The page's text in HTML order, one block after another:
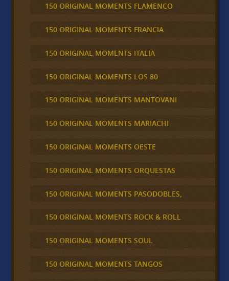
150 ORIGINAL MOMENTS FLAMENCO
150 ORIGINAL MOMENTS FRANCIA
150 ORIGINAL MOMENTS ITALIA
150 ORIGINAL MOMENTS LOS 80
150 ORIGINAL MOMENTS MANTOVANI
150 ORIGINAL MOMENTS MARIACHI
150 ORIGINAL MOMENTS OESTE
150 ORIGINAL MOMENTS ORQUESTAS
150 ORIGINAL MOMENTS PASODOBLES,
150 ORIGINAL MOMENTS ROCK & ROLL
150 ORIGINAL MOMENTS SOUL
150 ORIGINAL MOMENTS TANGOS